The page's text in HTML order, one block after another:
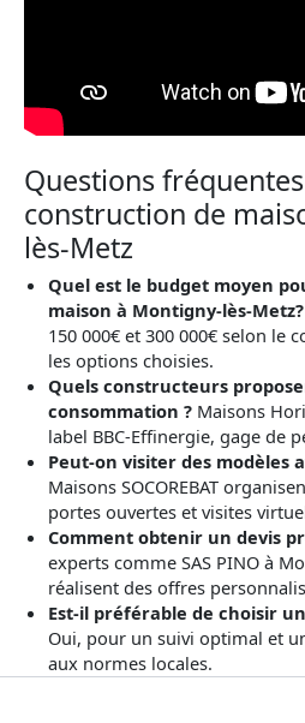
Questions
construction de
lès-Metz
Quel est le budget moyen
maison à Montigny-lès-Metz?
150 000€ et 300 000€ selon le
les options choisies.
Quels constructeurs
consommation ? Maisons
label BBC-Effinergie, gage de
Peut-on visiter des modèles
Maisons SOCOREBAT
portes ouvertes et visites
Comment obtenir un devis
experts comme SAS PINO à
réalisent des offres
Est-il préférable de choisir
Oui, pour un suivi optimal et
aux normes locales.